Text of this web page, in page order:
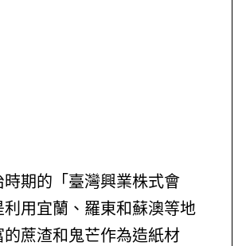
時期的「臺灣興業株式會
利用宜蘭、羅東和蘇澳等地
的蔗渣和鬼芒作為造紙材